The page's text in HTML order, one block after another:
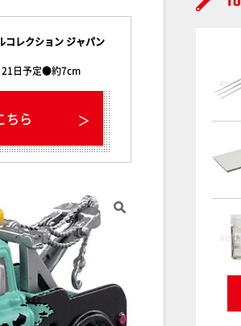
コレクション ジャパン
日予定●約7cm
ちら